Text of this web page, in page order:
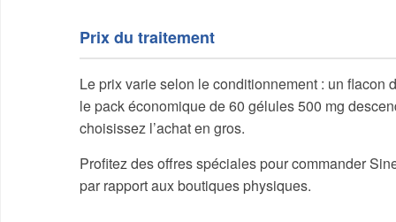
Prix du traitement
Le prix varie selon le conditionnement : un flacon
le pack économique de 60 gélules 500 mg
choisissez l’achat en gros.
Profitez des offres spéciales pour commander
par rapport aux boutiques physiques.